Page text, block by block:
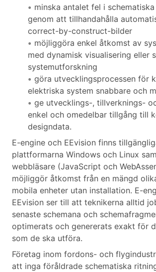
minska antalet fel i
genom att tillhandahålla
correct-by-construct-bilder
möjliggöra enkel åtkomst av
med dynamisk visualisering eller
systemutforskning
göra utvecklingsprocessen för
elektriska system snabbare och
ge utvecklings-, tillverknings-
enkel och omedelbar tillgång till
designdata.
E-engine och EEvision finns
plattformarna Windows och Linux
webbläsare (JavaScript och
möjliggör åtkomst från en mängd
mobila enheter utan installation. E-
EEvision ser till att teknikerna alltid
senaste schemana och
optimerats och genererats exakt för
som de ska utföra.
Företag inom fordons- och
att inga föråldrade schematiska